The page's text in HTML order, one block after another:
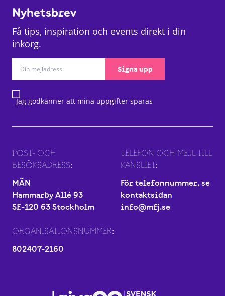
Nyhetsbrev
Få tips, inspiration och events direkt i din
inkorg.
Signa upp
Jag godkänner att mina uppgifter sparas
POST- OCH
BESÖKSADRESS:
MÄN
Hammarby Allé 93
SE-120 63 Stockholm
TELEFON OCH MEJL TILL
KANSLIET:
För telefonnummer, se
kontaktsidan
info@mfj.se
ORGANISATIONSNUMMER:
802407-2160